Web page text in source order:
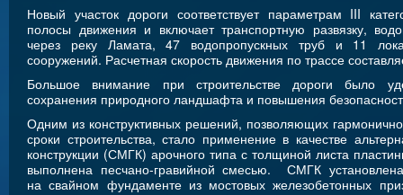
Новый участок дороги соответствует параметрам III
полосы движения и включает транспортную развязку,
через реку Ламата, 47 водопропускных труб и 11
сооружений. Расчетная скорость движения по трассе
Большое внимание при строительстве дороги было
сохранения природного ландшафта и повышения
Одним из конструктивных решений, позволяющих
сроки строительства, стало применение в качестве
конструкции (СМГК) арочного типа с толщиной листа
выполнена песчано-гравийной смесью. СМГК
на свайном фундаменте из мостовых железобетонных